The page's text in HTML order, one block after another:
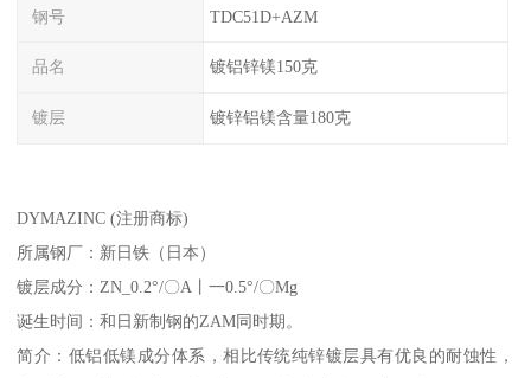
钢号 TDC51D+AZM
品名 镀铝锌镁150克
镀层 镀锌铝镁含量180克
DYMAZINC (注册商标)
所属钢厂：新日铁（日本）
镀层成分：ZN_0.2°/〇A丨一0.5°/〇Mg
诞生时间：和日新制钢的ZAM同时期。
简介：低铝低镁成分体系，相比传统纯锌镀层具有优良的耐蚀性，